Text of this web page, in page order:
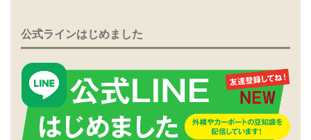
公式ラインはじめました